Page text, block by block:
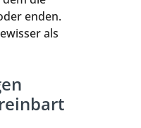
enden.
als